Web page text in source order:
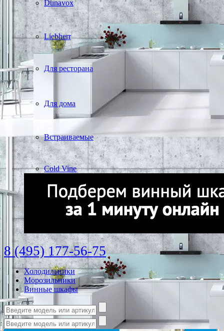
Dunavox
Liebherr
Для ресторана
Для дома
Встраиваемые
Cold Vine
8 (495) 177-56-75
Холодильники
Морозильники
Винные шкафы